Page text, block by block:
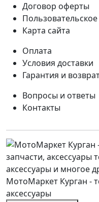
Договор оферты
Карта сайта
Оплата
Условия доставки
Гарантия и
Вопросы и ответы
Контакты
МотоМаркет Курган -
аксессуары